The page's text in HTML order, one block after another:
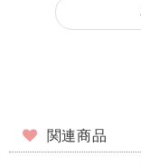
関連商品